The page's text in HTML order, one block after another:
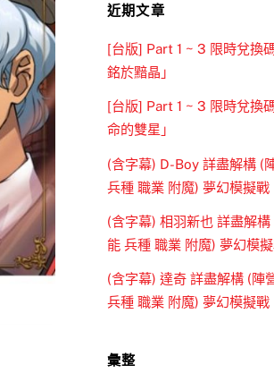
近期文章
[台版] Part 1 ~ 3 限時兌換
銘於黯晶」
[台版] Part 1 ~ 3 限時兌換
命的雙星」
(含字幕) D-Boy 詳盡解構 (
兵種 職業 附魔) 夢幻模擬戰
(含字幕) 相羽新也 詳盡解
能 兵種 職業 附魔) 夢幻模
(含字幕) 達奇 詳盡解構 (陣
兵種 職業 附魔) 夢幻模擬戰
彙整